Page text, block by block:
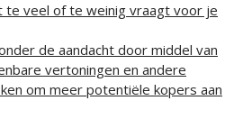
te veel of te weinig vraagt voor je
de aandacht door middel van
vertoningen en andere
om meer potentiële kopers aan